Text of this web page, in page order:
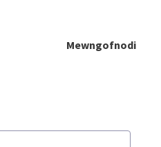
Mewngofnodi